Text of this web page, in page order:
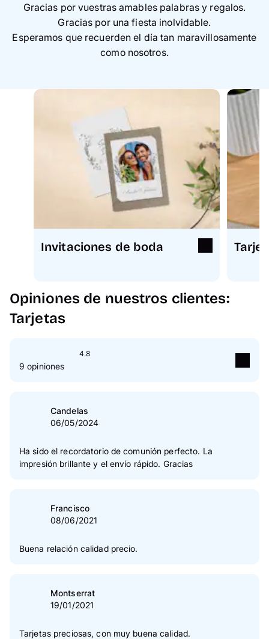
Gracias por vuestras amables palabras y regalos.
Gracias por una fiesta inolvidable.
Esperamos que recuerden el día tan maravillosamente
como nosotros.
Invitaciones de boda
Opiniones de nuestros clientes:
Tarjetas
4.8
9 opiniones
Estrella(s)
Estrella(s)
2 Estrella(s)
1 Estrella(s)
Candelas
06/05/2024
Ha sido el recordatorio de comunión perfecto. La
impresión brillante y el envío rápido. Gracias
Francisco
08/06/2021
Buena relación calidad precio.
Montserrat
19/01/2021
Tarjetas preciosas, con muy buena calidad.